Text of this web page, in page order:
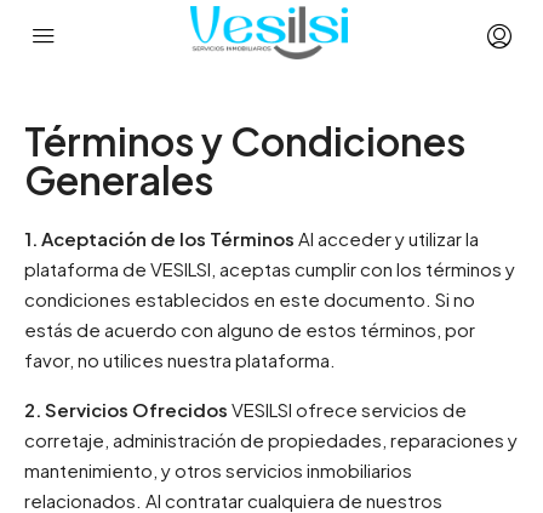
Términos y Condiciones
Generales
1. Aceptación de los Términos Al acceder y utilizar la
plataforma de VESILSI, aceptas cumplir con los términos y
condiciones establecidos en este documento. Si no
estás de acuerdo con alguno de estos términos, por
favor, no utilices nuestra plataforma.
2. Servicios Ofrecidos VESILSI ofrece servicios de
corretaje, administración de propiedades, reparaciones y
mantenimiento, y otros servicios inmobiliarios
relacionados. Al contratar cualquiera de nuestros